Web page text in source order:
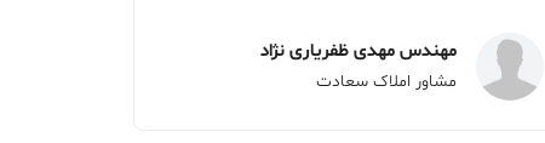
مهندس مهدی ظفریاری نژاد
مشاور املاک سعادت